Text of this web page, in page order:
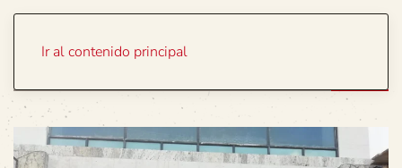
Ir al contenido principal